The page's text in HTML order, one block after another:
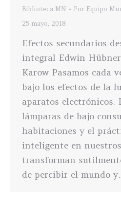
Biblioteca MN Por Equipo
25 mayo, 2018
Efectos secundarios
integral Edwin
Karow Pasamos cada
bajo los efectos de la
aparatos electrónicos.
lámparas de bajo
habitaciones y el
inteligente en
transforman
de percibir el mundo